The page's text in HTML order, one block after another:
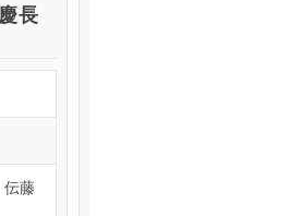
長
伝藤